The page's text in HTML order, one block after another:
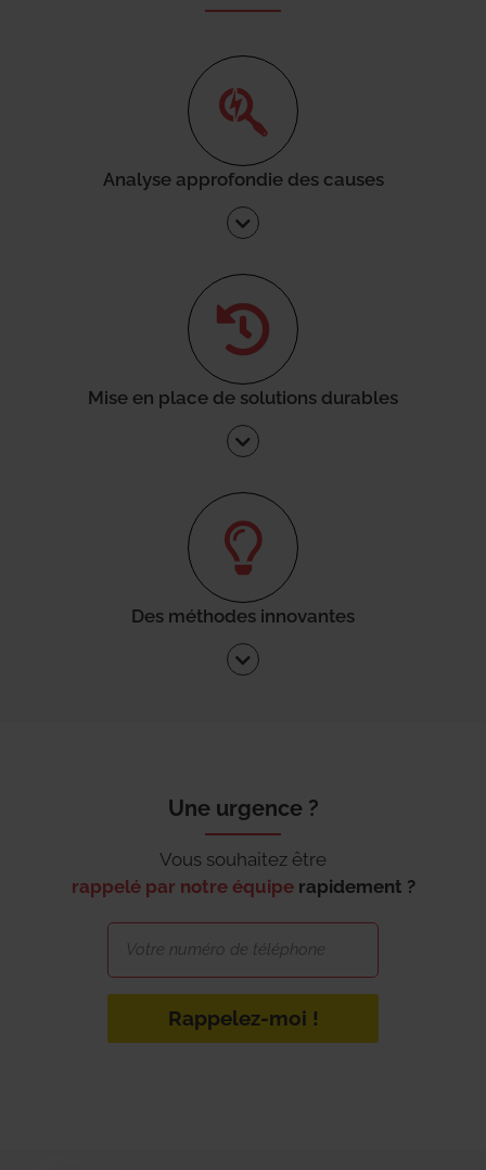
Analyse approfondie des causes
Mise en place de solutions durables
Des méthodes innovantes
Une urgence ?
Vous souhaitez être
rappelé par notre équipe rapidement ?
Rappelez-moi !